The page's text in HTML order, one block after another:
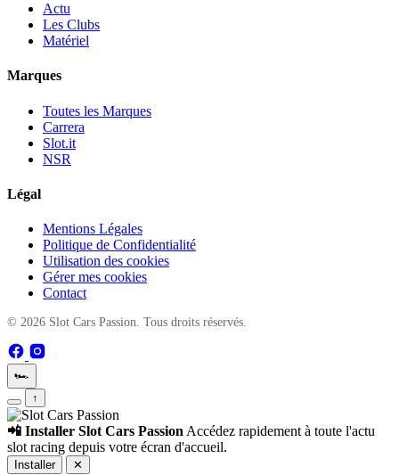
Actu
Les Clubs
Matériel
Marques
Toutes les Marques
Carrera
Slot.it
NSR
Légal
Mentions Légales
Politique de Confidentialité
Utilisation des cookies
Gérer mes cookies
Contact
© 2026 Slot Cars Passion. Tous droits réservés.
🏎️
↑
📲 Installer Slot Cars Passion Accédez rapidement à toute l'actu
slot racing depuis votre écran d'accueil.
Installer ✕